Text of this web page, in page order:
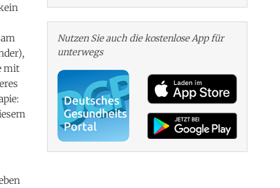
mit
Nutzen Sie auch die kosten­lose App für
unterwegs